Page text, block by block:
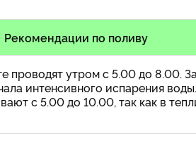
Рекомендации по поливу
проводят утром с 5.00 до 8.00.
интенсивного испарения
с 5.00 до 10.00, так как в